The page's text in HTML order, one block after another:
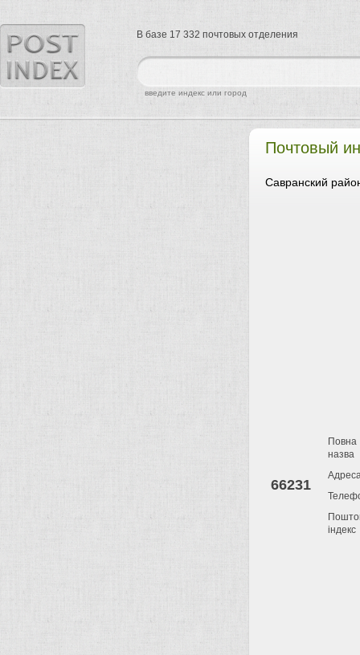
Почтовый
Савранский
66231
Повна
назва
індекс
найти
введите индекс или город
В базе 17 332 почтовых отделения